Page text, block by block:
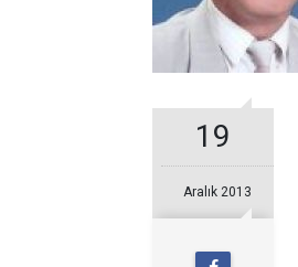
19
Aralık 2013